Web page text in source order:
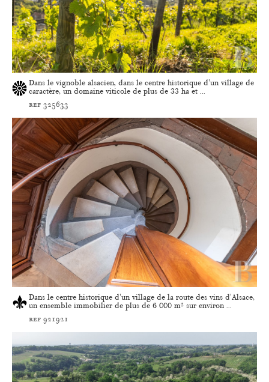
Dans le vignoble alsacien, dans le centre historique d'un village de
caractère, un domaine viticole de plus de 33 ha et ...
ref 325633
Dans le centre historique d'un village de la route des vins d'Alsace,
un ensemble immobilier de plus de 6 000 m² sur environ ...
ref 921921